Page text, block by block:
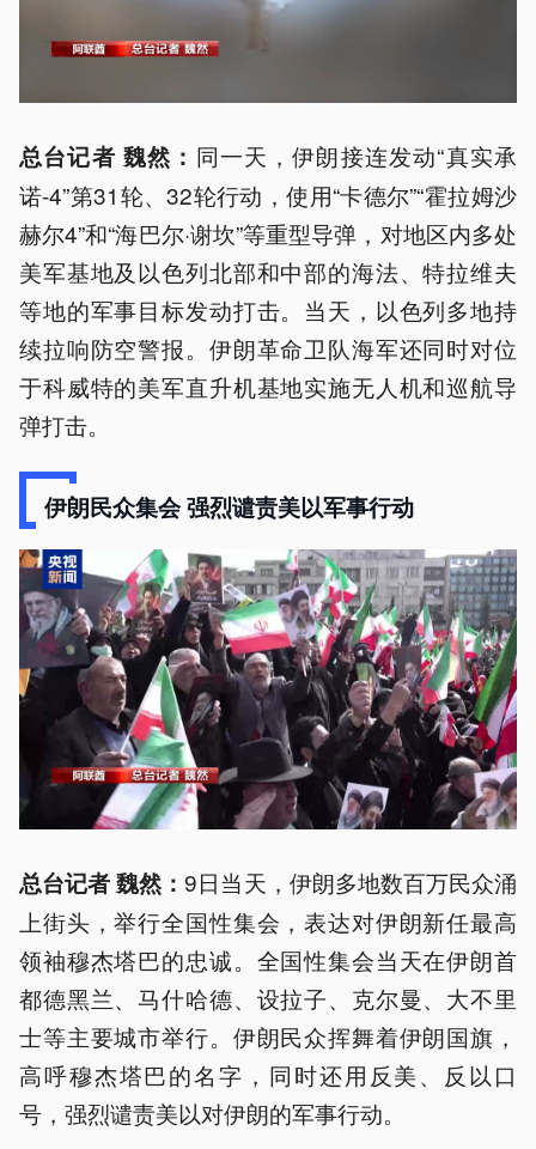
总台记者 魏然： 同一天，伊朗接连发动“真实承
诺-4”第31轮、32轮行动，使用“卡德尔”“霍拉姆沙
赫尔4”和“海巴尔·谢坎”等重型导弹，对地区内多处
美军基地及以色列北部和中部的海法、特拉维夫
等地的军事目标发动打击。当天，以色列多地持
续拉响防空警报。伊朗革命卫队海军还同时对位
于科威特的美军直升机基地实施无人机和巡航导
弹打击。
伊朗民众集会 强烈谴责美以军事行动
总台记者 魏然：9日当天，伊朗多地数百万民众涌
上街头，举行全国性集会，表达对伊朗新任最高
领袖穆杰塔巴的忠诚。全国性集会当天在伊朗首
都德黑兰、马什哈德、设拉子、克尔曼、大不里
士等主要城市举行。伊朗民众挥舞着伊朗国旗，
高呼穆杰塔巴的名字，同时还用反美、反以口
号，强烈谴责美以对伊朗的军事行动。